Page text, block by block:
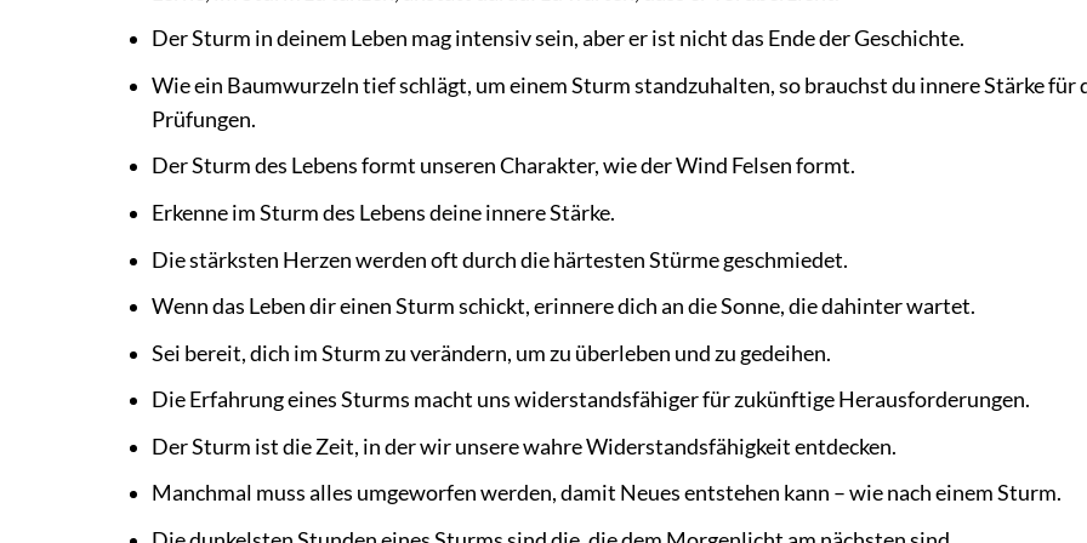
Der Sturm in deinem Leben mag intensiv sein, aber er ist nicht das Ende der Geschichte.
Wie ein Baumwurzeln tief schlägt, um einem Sturm standzuhalten, so brauchst du innere Stärke für
Prüfungen.
Der Sturm des Lebens formt unseren Charakter, wie der Wind Felsen formt.
Erkenne im Sturm des Lebens deine innere Stärke.
Die stärksten Herzen werden oft durch die härtesten Stürme geschmiedet.
Wenn das Leben dir einen Sturm schickt, erinnere dich an die Sonne, die dahinter wartet.
Sei bereit, dich im Sturm zu verändern, um zu überleben und zu gedeihen.
Die Erfahrung eines Sturms macht uns widerstandsfähiger für zukünftige Herausforderungen.
Der Sturm ist die Zeit, in der wir unsere wahre Widerstandsfähigkeit entdecken.
Manchmal muss alles umgeworfen werden, damit Neues entstehen kann – wie nach einem Sturm.